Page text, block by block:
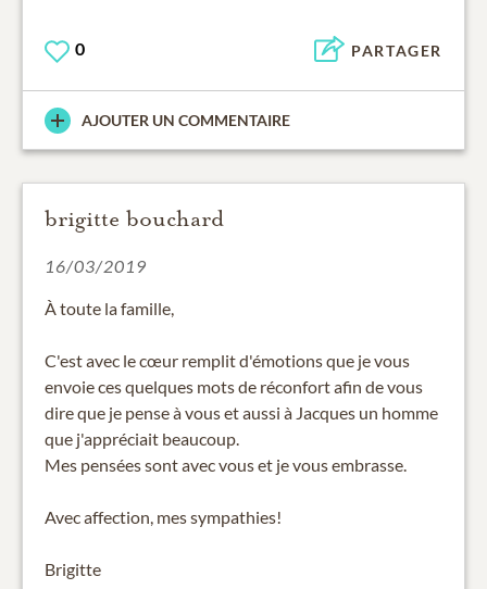
0 PARTAGER
AJOUTER UN COMMENTAIRE
brigitte bouchard
16/03/2019
À toute la famille,
C'est avec le cœur remplit d'émotions que je vous
envoie ces quelques mots de réconfort afin de vous
dire que je pense à vous et aussi à Jacques un homme
que j'appréciait beaucoup.
Mes pensées sont avec vous et je vous embrasse.
Avec affection, mes sympathies!
Brigitte